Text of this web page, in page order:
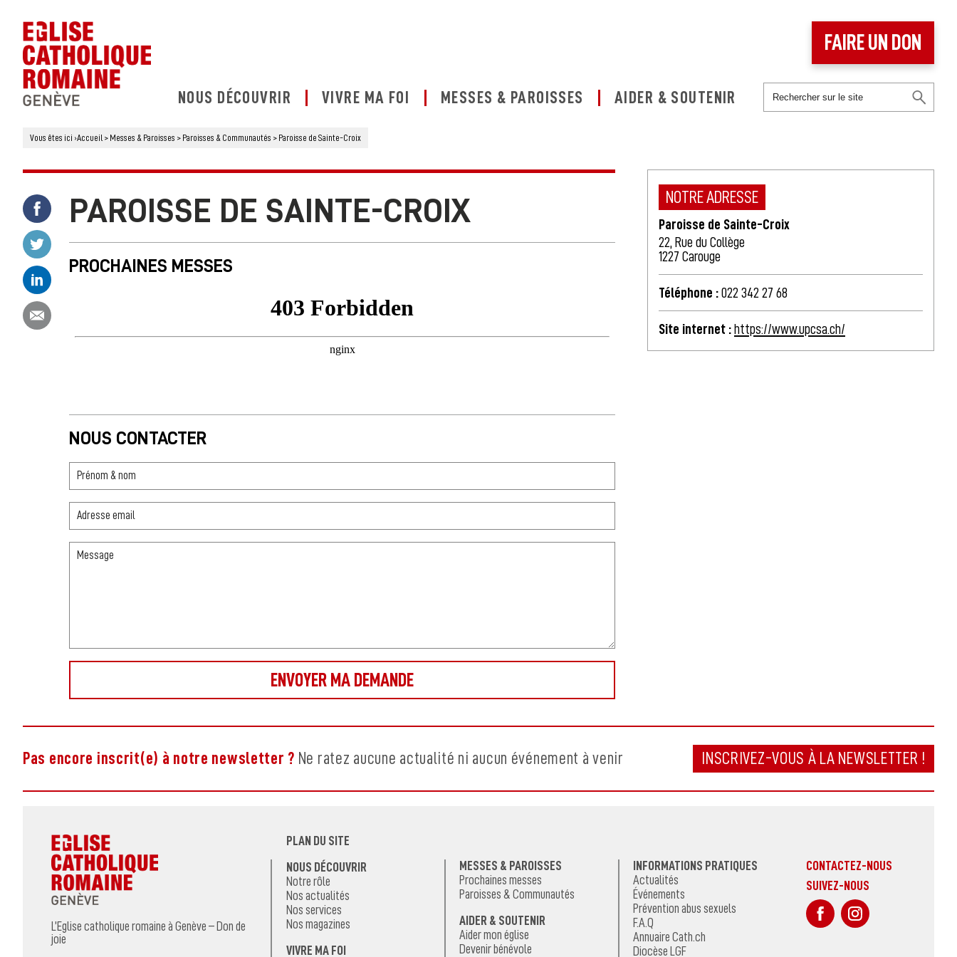
NOUS DÉCOUVRIR VIVRE MA FOI MESSES & PAROISSES AIDER & SOUTENIR
FAIRE UN DON
Vous êtes ici ›Accueil > Messes & Paroisses > Paroisses & Communautés > Paroisse de Sainte-Croix
Partager ce contenu sur Facebook
Partager ce contenu sur Linkedin
PAROISSE DE SAINTE-CROIX
PROCHAINES MESSES
NOUS CONTACTER
NOTRE ADRESSE
Paroisse de Sainte-Croix
22, Rue du Collège
1227 Carouge
Téléphone : 022 342 27 68
Site internet : https://www.upcsa.ch/
Pas encore inscrit(e) à notre newsletter ? Ne ratez aucune actualité ni aucun événement à venir INSCRIVEZ-VOUS À LA NEWSLETTER !
L’Eglise catholique romaine à Genève – Don de
joie
PLAN DU SITE
NOUS DÉCOUVRIR
Notre rôle
Nos actualités
Nos services
Nos magazines
VIVRE MA FOI
MESSES & PAROISSES
Prochaines messes
Paroisses & Communautés
AIDER & SOUTENIR
Aider mon église
Devenir bénévole
INFORMATIONS PRATIQUES
Actualités
Événements
Prévention abus sexuels
F.A.Q
Annuaire Cath.ch
Diocèse LGF
CONTACTEZ-NOUS
SUIVEZ-NOUS
sur Facebook